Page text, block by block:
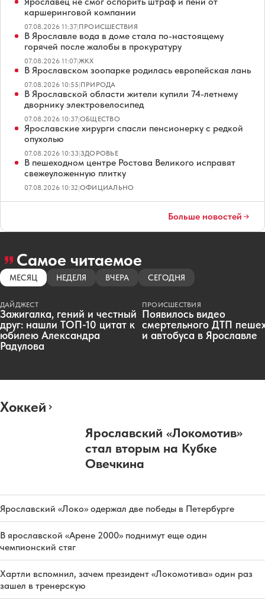
каршеринговой компании
07.08.2026 11:37|ПРОИСШЕСТВИЯ
В Ярославле вода в доме стала по-настоящему
горячей после жалобы в прокуратуру
07.08.2026 11:07|ЖКХ
В Ярославском зоопарке родилась европейская лань
07.08.2026 10:55|ПРИРОДА
В Ярославской области жители купили 74-летнему
дворнику электровелосипед
07.08.2026 10:37|ОБЩЕСТВО
Ярославские хирурги спасли пенсионерку с редкой
опухолью
07.08.2026 10:33|ЗДОРОВЬЕ
В пешеходном центре Ростова Великого исправят
свежеуложенную плитку
07.08.2026 10:32|ОФИЦИАЛЬНО
Больше новостей
Самое читаемое
МЕСЯЦ НЕДЕЛЯ ВЧЕРА СЕГОДНЯ
ДАЙДЖЕСТ
Зажигалка, гений и честный
друг: нашли ТОП-10 цитат к
юбилею Александра
Радулова
ПРОИСШЕСТВИЯ
Появилось видео
смертельного ДТП
и автобуса в Ярославле
Хоккей
Ярославский «Локомотив»
стал вторым на Кубке
Овечкина
Ярославский «Локо» одержал две победы в Петербурге
В ярославской «Арене 2000» поднимут еще один
чемпионский стяг
Хартли вспомнил, зачем президент «Локомотива» один раз
зашел в тренерскую